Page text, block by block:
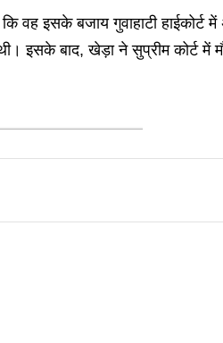
वह इसके बजाय गुवाहाटी हाईकोर्ट
इसके बाद, खेड़ा ने सुप्रीम कोर्ट में